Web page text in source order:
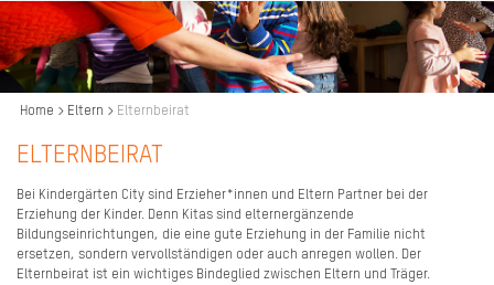
Home Eltern Elternbeirat
ELTERNBEIRAT
Bei Kindergärten City sind Erzieher*innen und Eltern Partner bei der
Erziehung der Kinder. Denn Kitas sind elternergänzende
Bildungseinrichtungen, die eine gute Erziehung in der Familie nicht
ersetzen, sondern vervollständigen oder auch anregen wollen. Der
Elternbeirat ist ein wichtiges Bindeglied zwischen Eltern und Träger.